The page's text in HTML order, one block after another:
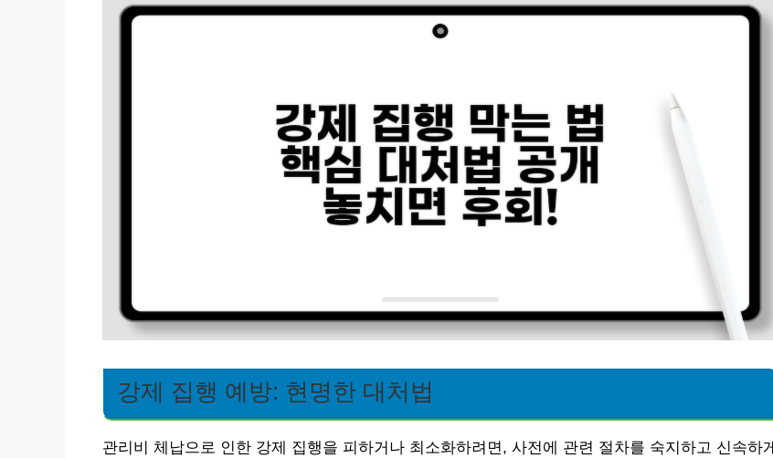
강제 집행 예방: 현명한 대처법
관리비 체납으로 인한 강제 집행을 피하거나 최소화하려면, 사전에 관련 절차를 숙지하고 신속하게